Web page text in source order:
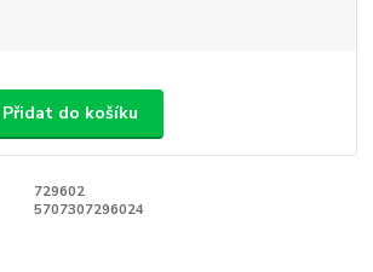
Přidat do košíku
729602
5707307296024